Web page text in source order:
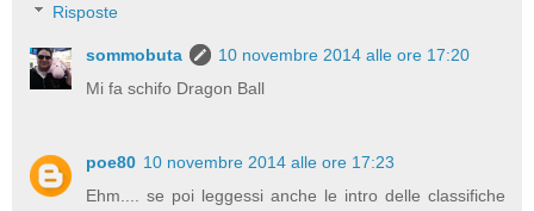
Risposte
sommobuta
10 novembre 2014 alle ore 17:20
Mi fa schifo Dragon Ball
poe80 10 novembre 2014 alle ore 17:23
Ehm.... se poi leggessi anche le intro delle classifiche